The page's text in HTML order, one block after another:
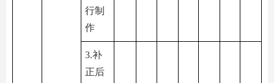
行制
作
3.补
正后